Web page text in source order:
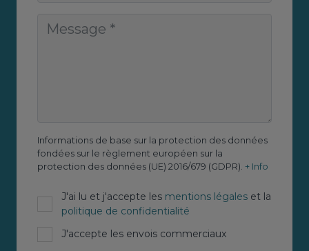
Informations de base sur la protection des données
fondées sur le règlement européen sur la
protection des données (UE) 2016/679 (GDPR). + Info
J'ai lu et j'accepte les mentions légales et la
politique de confidentialité
J'accepte les envois commerciaux